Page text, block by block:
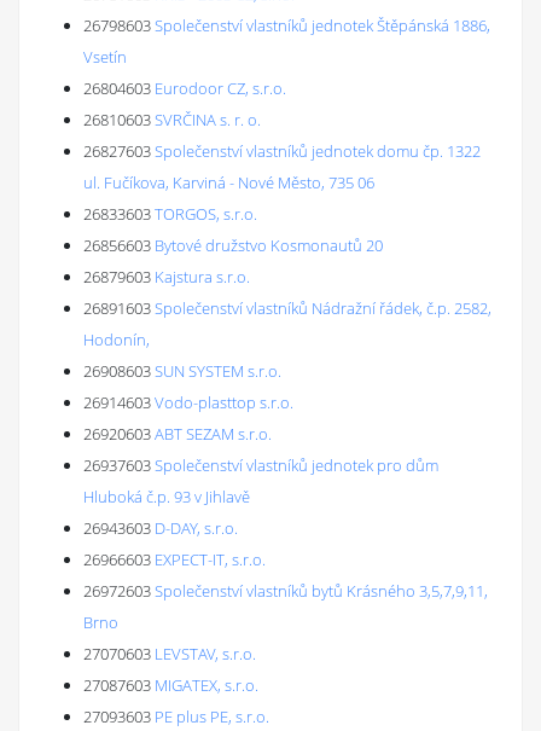
26798603Společenství vlastníků jednotek Štěpánská 1886,
Vsetín
26804603 Eurodoor CZ, s.r.o.
26810603SVRČINA s. r. o.
26827603Společenství vlastníků jednotek domu čp. 1322
ul. Fučíkova, Karviná - Nové Město, 735 06
26833603TORGOS, s.r.o.
26856603 Bytové družstvo Kosmonautů 20
26879603 Kajstura s.r.o.
26891603Společenství vlastníků Nádražní řádek, č.p. 2582,
Hodonín,
26908603SUN SYSTEM s.r.o.
26914603Vodo-plasttop s.r.o.
26920603ABT SEZAM s.r.o.
26937603Společenství vlastníků jednotek pro dům
Hluboká č.p. 93 v Jihlavě
26943603 D-DAY, s.r.o.
26966603 EXPECT-IT, s.r.o.
26972603Společenství vlastníků bytů Krásného 3,5,7,9,11,
Brno
27070603 LEVSTAV, s.r.o.
27087603 MIGATEX, s.r.o.
27093603 PE plus PE, s.r.o.